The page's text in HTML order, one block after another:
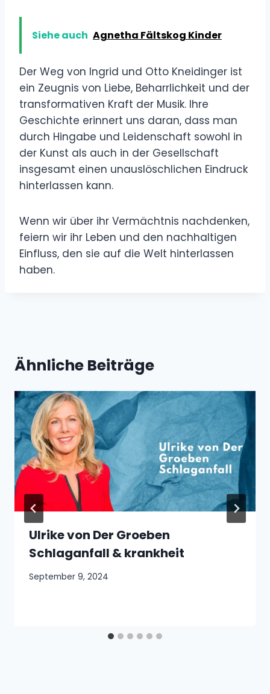
Siehe auch Agnetha Fältskog Kinder
Der Weg von Ingrid und Otto Kneidinger ist
ein Zeugnis von Liebe, Beharrlichkeit und der
transformativen Kraft der Musik. Ihre
Geschichte erinnert uns daran, dass man
durch Hingabe und Leidenschaft sowohl in
der Kunst als auch in der Gesellschaft
insgesamt einen unauslöschlichen Eindruck
hinterlassen kann.
Wenn wir über ihr Vermächtnis nachdenken,
feiern wir ihr Leben und den nachhaltigen
Einfluss, den sie auf die Welt hinterlassen
haben.
Ähnliche Beiträge
Ulrike von Der Groeben
Schlaganfall & krankheit
September 9, 2024